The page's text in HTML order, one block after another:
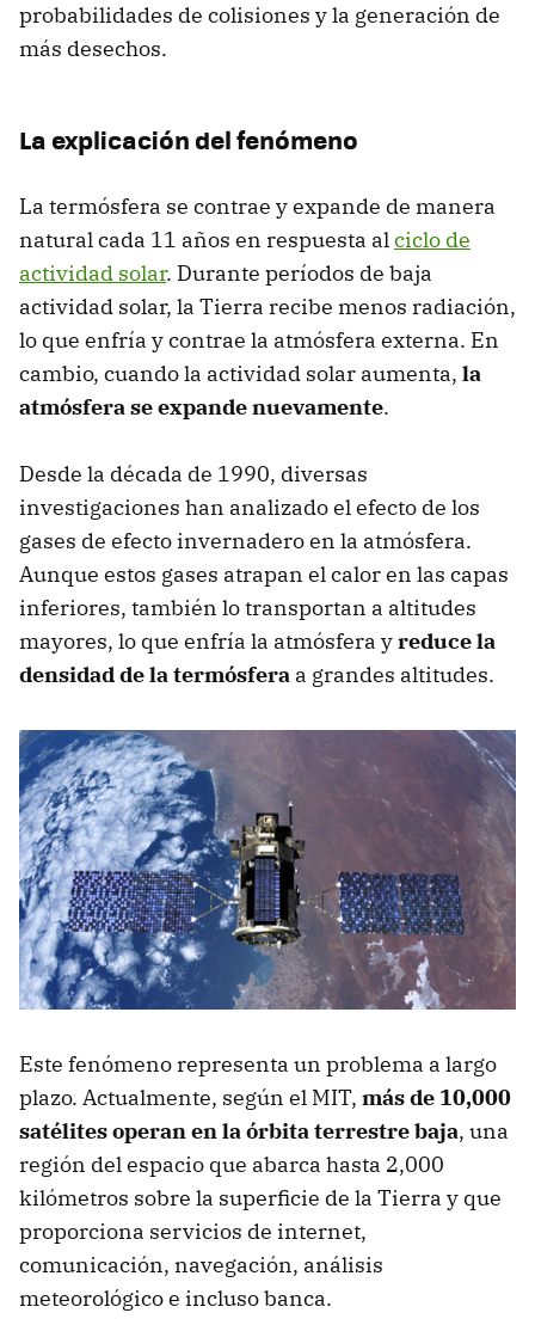
probabilidades de colisiones y la generación de
más desechos.
La explicación del fenómeno
La termósfera se contrae y expande de manera
natural cada 11 años en respuesta alciclo de
actividad solar. Durante períodos de baja
actividad solar, la Tierra recibe menos radiación,
lo que enfría y contrae la atmósfera externa. En
cambio, cuando la actividad solar aumenta, la
atmósfera se expande nuevamente.
Desde la década de 1990, diversas
investigaciones han analizado el efecto de los
gases de efecto invernadero en la atmósfera.
Aunque estos gases atrapan el calor en las capas
inferiores, también lo transportan a altitudes
mayores, lo que enfría la atmósfera yreduce la
densidad de la termósfera a grandes altitudes.
Este fenómeno representa un problema a largo
plazo. Actualmente, según el MIT, más de 10,000
satélites operan en la órbita terrestre baja, una
región del espacio que abarca hasta 2,000
kilómetros sobre la superficie de la Tierra y que
proporciona servicios de internet,
comunicación, navegación, análisis
meteorológico e incluso banca.